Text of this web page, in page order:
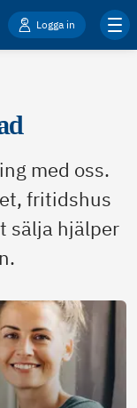
Logga in
med oss.
fritidshus
sälja hjälper